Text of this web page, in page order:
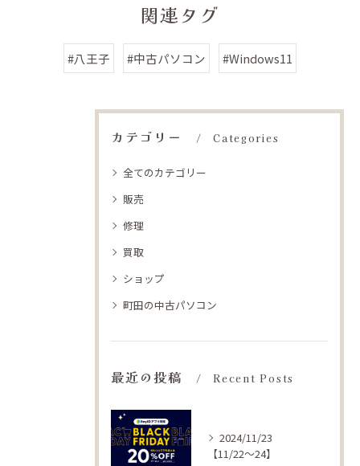
関連タグ
#八王子 #中古パソコン #Windows11
カテゴリー Categories
全てのカテゴリー
販売
修理
買取
ショップ
町田の中古パソコン
最近の投稿 Recent Posts
2024/11/23
【11/22〜24】